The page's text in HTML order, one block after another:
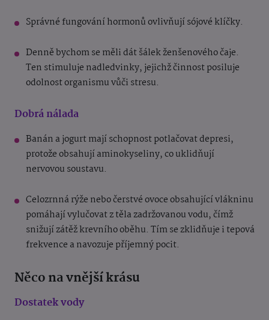
Správné fungování hormonů ovlivňují sójové klíčky.
Denně bychom se měli dát šálek ženšenového čaje.
Ten stimuluje nadledvinky, jejichž činnost posiluje
odolnost organismu vůči stresu.
Dobrá nálada
Banán a jogurt mají schopnost potlačovat depresi,
protože obsahují aminokyseliny, co uklidňují
nervovou soustavu.
Celozrnná rýže nebo čerstvé ovoce obsahující vlákninu
pomáhají vylučovat z těla zadržovanou vodu, čímž
snižují zátěž krevního oběhu. Tím se zklidňuje i tepová
frekvence a navozuje příjemný pocit.
Něco na vnější krásu
Dostatek vody